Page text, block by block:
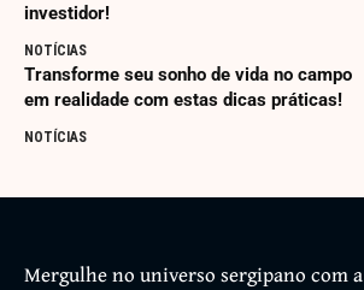
investidor!
NOTÍCIAS
Transforme seu sonho de vida no campo
em realidade com estas dicas práticas!
NOTÍCIAS
Mergulhe no universo sergipano com